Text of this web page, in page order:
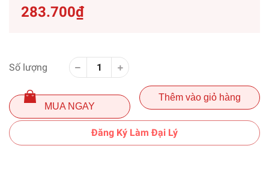
283.700₫
Số lượng
MUA NGAY
Thêm vào giỏ hàng
Đăng Ký Làm Đại Lý